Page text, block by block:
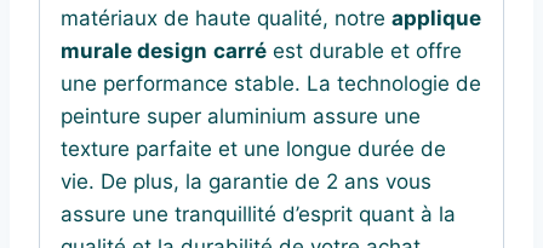
matériaux de haute qualité, notre applique
murale design carré est durable et offre
une performance stable. La technologie de
peinture super aluminium assure une
texture parfaite et une longue durée de
vie. De plus, la garantie de 2 ans vous
assure une tranquillité d’esprit quant à la